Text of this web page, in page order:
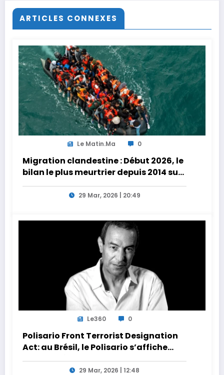
ARTICLES CONNEXES
Le Matin.ma 0
Migration clandestine : Début 2026, le
bilan le plus meurtrier depuis 2014 sur
les côtes de l’Afrique du Nord
29 Mar, 2026 | 20:49
Le360 0
Polisario Front Terrorist Designation
Act: au Brésil, le Polisario s’affiche
dans la nébuleuse pro-Iran
29 Mar, 2026 | 12:48